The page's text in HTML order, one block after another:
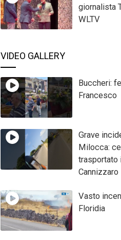
giornalista
WLTV
VIDEO GALLERY
Buccheri:
Francesco
Grave
Milocca:
trasportato
Cannizzaro
Vasto
Floridia